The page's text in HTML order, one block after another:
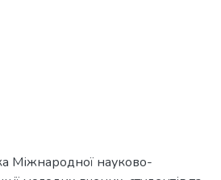
Міжнародної науково-